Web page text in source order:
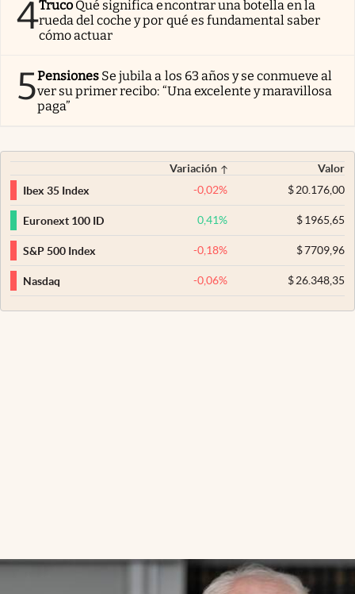
4Truco Qué significa encontrar una botella en la
rueda del coche y por qué es fundamental saber
cómo actuar
5Pensiones Se jubila a los 63 años y se conmueve al
ver su primer recibo: “Una excelente y maravillosa
paga”
Variación
Valor
Ibex 35 Index
-0,02% $20.176,00
Euronext 100 ID 0,41% $1965,65
S&P 500 Index -0,18% $7709,96
Nasdaq -0,06% $26.348,35